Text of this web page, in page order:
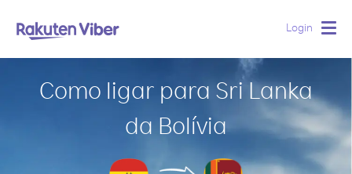
Login
Como ligar para Sri Lanka
da Bolívia